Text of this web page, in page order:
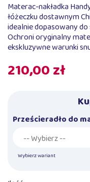
Materac-nakładka
łóżeczku dostawnym
idealnie dopasowany
Ochroni oryginalny
ekskluzywne warunki
210,00 zł
Prześcieradło do
Wybierz wariant